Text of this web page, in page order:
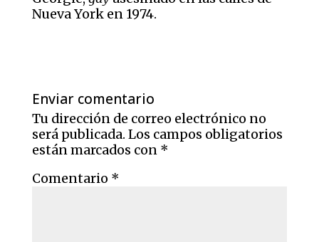
Nueva York en 1974.
Enviar comentario
Tu dirección de correo electrónico no
será publicada. Los campos obligatorios
están marcados con *
Comentario *